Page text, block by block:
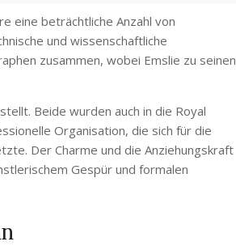
eine beträchtliche Anzahl von
und wissenschaftliche
zusammen, wobei Emslie zu seinen
Beide wurden auch in die Royal
Organisation, die sich für die
Der Charme und die Anziehungskraft
Gespür und formalen